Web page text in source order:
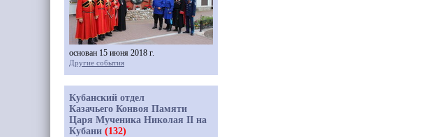
основан 15 июня 2018 г.
Другие события
Кубанский отдел
Казачьего Конвоя Памяти
Царя Мученика Николая II на
Кубани (132)